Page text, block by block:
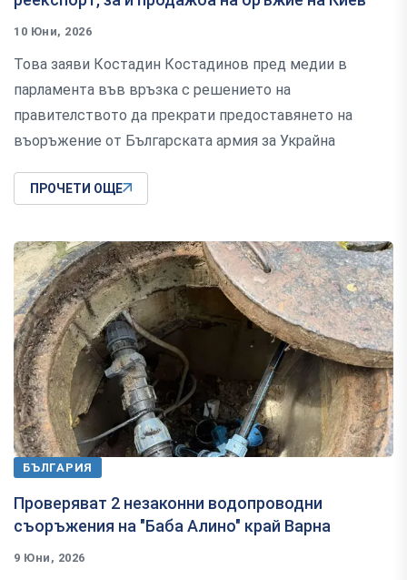
10 Юни, 2026
Това заяви Костадин Костадинов пред медии в
парламента във връзка с решението на
правителството да прекрати предоставянето на
въоръжение от Българската армия за Украйна
ПРОЧЕТИ ОЩЕ
БЪЛГАРИЯ
Проверяват 2 незаконни водопроводни
съоръжения на "Баба Алино" край Варна
9 Юни, 2026